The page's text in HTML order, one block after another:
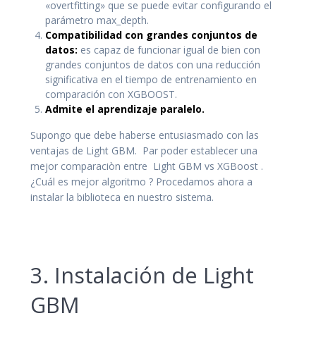
«overtfitting» que se puede evitar configurando el
parámetro max_depth.
Compatibilidad con grandes conjuntos de
datos: es capaz de funcionar igual de bien con
grandes conjuntos de datos con una reducción
significativa en el tiempo de entrenamiento en
comparación con XGBOOST.
Admite el aprendizaje paralelo.
Supongo que debe haberse entusiasmado con las
ventajas de Light GBM. Par poder establecer una
mejor comparaciòn entre Light GBM vs XGBoost .
¿Cuál es mejor algoritmo ? Procedamos ahora a
instalar la biblioteca en nuestro sistema.
3. Instalación de Light
GBM